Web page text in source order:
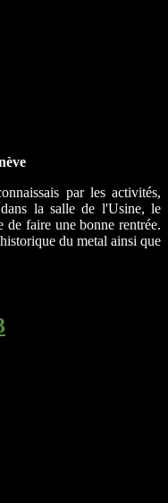
par les activités,
la salle de l'Usine, le
de faire une bonne rentrée.
du metal ainsi que